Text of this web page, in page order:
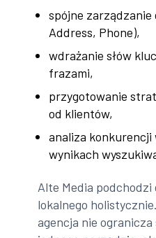
spójne zarządzanie
Address, Phone),
wdrażanie słów
frazami,
przygotowanie
od klientów,
analiza konkurencji
wynikach
Alte Media
lokalnego
agencja nie ogranicza